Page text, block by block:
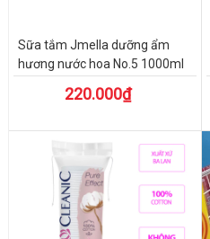
Sữa tắm Jmella dưỡng ẩm
hương nước hoa No.5 1000ml
220.000₫